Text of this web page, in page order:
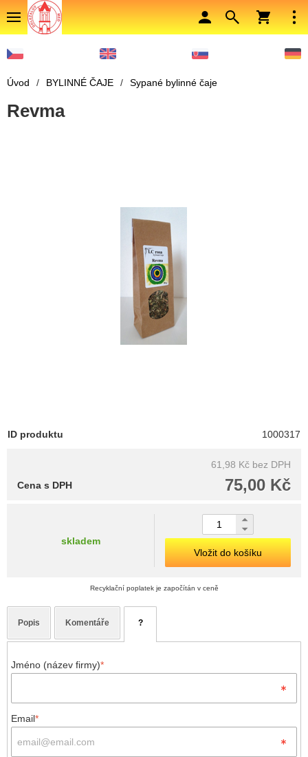
Úvod / BYLINNÉ ČAJE / Sypané bylinné čaje
Revma
ID produktu 1000317
61,98 Kč bez DPH
75,00 Kč
Cena s DPH
skladem
Vložit do košíku
Recyklační poplatek je započítán v ceně
Popis Komentáře ?
Jméno (název firmy)*
Email*